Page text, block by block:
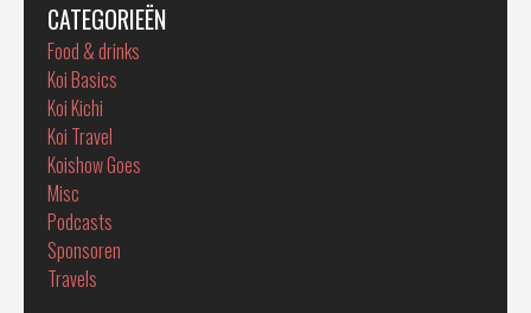
CATEGORIEËN
Food & drinks
Koi Basics
Koi Kichi
Koi Travel
Koishow Goes
Misc
Podcasts
Sponsoren
Travels